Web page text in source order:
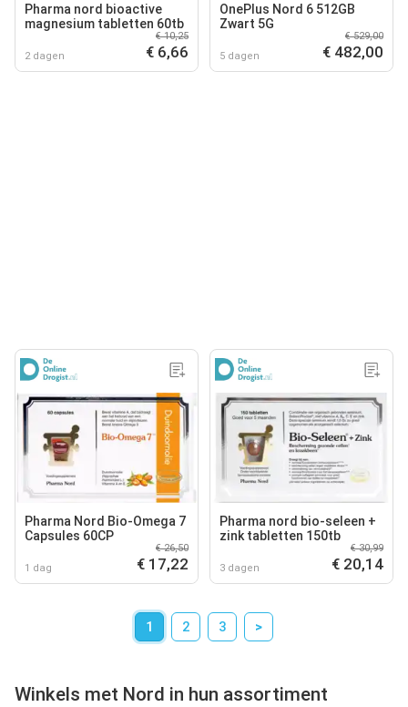
Pharma nord bioactive
magnesium tabletten 60tb
2 dagen
€ 10,25
€ 6,66
OnePlus Nord 6 512GB
Zwart 5G
5 dagen
€ 529,00
€ 482,00
Pharma Nord Bio-Omega 7
Capsules 60CP
1 dag
€ 26,50
€ 17,22
Pharma nord bio-seleen +
zink tabletten 150tb
3 dagen
€ 30,99
€ 20,14
1 2 3 >
Winkels met Nord in hun assortiment